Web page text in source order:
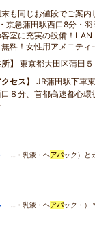
末も同じお値段でご案
京急蒲田駅西口8分・
室に充実の設備！
料！女性用アメニティ
東京都大田区蒲田５
クセス
JR蒲田駅下車
８分、首都高速都心環
…・乳液・ヘアパック）と
…・乳液・ヘアパック・）